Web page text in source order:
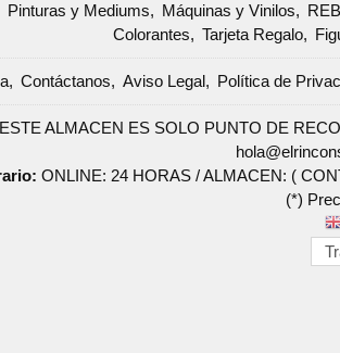
Pinturas y Mediums Máquinas y Vinilos
Colorantes
Tarjeta Regalo
Contáctanos Aviso Legal Política de
ALMACEN ES SOLO PUNTO DE
ONLINE: 24 HORAS / ALMACEN: (
(*)